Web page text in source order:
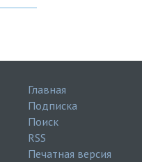
Главная
Подписка
Поиск
RSS
Печатная версия